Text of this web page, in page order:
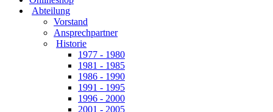
Abteilung
Vorstand
Ansprechpartner
Historie
1977 - 1980
1981 - 1985
1986 - 1990
1991 - 1995
1996 - 2000
2001 - 2005